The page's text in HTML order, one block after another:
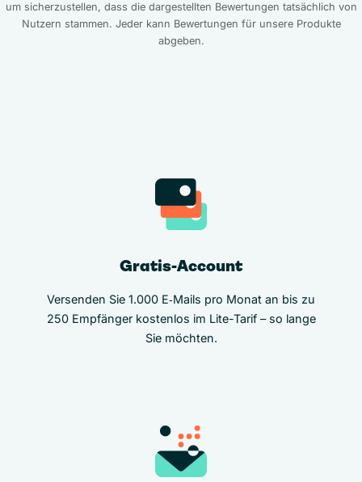
um sicherzustellen, dass die dargestellten Bewertungen tatsächlich von
Nutzern stammen. Jeder kann Bewertungen für unsere Produkte
abgeben.
Gratis-Account
Versenden Sie 1.000 E‑Mails pro Monat an bis zu
250 Empfänger kostenlos im Lite-Tarif – so lange
Sie möchten.